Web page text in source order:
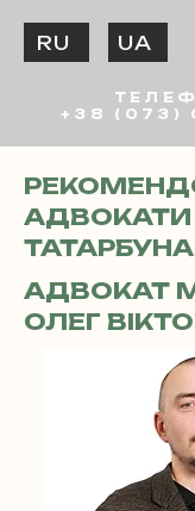
+38 (073)
UA
RU
АДВОКАТИ
АДВОКАТ
ОЛЕГ